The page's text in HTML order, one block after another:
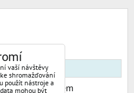
e-mailem
vaší návštěvy
shromažďování
použít nástroje a
mohou být